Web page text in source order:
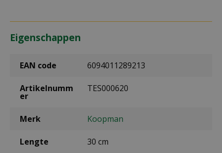
Eigenschappen
EAN code 6094011289213
Artikelnumm
er
TES000620
Merk Koopman
Lengte 30 cm